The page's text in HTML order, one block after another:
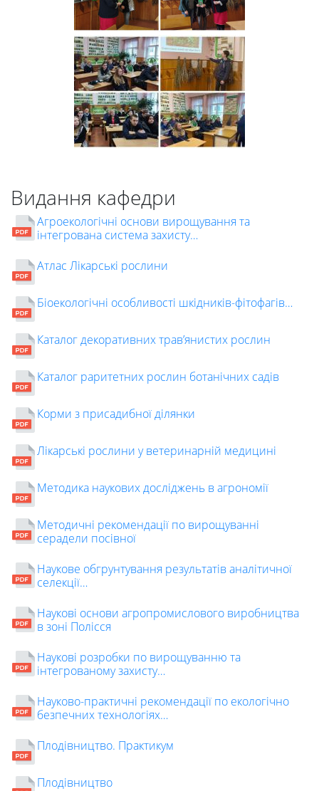
Видання кафедри
Агроекологічні основи вирощування та
інтегрована система захисту…
Атлас Лікарські рослини
Біоекологічні особливості шкідників-фітофагів…
Каталог декоративних трав’янистих рослин
Каталог раритетних рослин ботанічних садів
Корми з присадибної ділянки
Лікарські рослини у ветеринарній медицині
Методика наукових досліджень в агрономії
Методичні рекомендації по вирощуванні
серадели посівної
Наукове обгрунтування результатів аналітичної
селекції…
Наукові основи агропромислового виробництва
в зоні Полісся
Наукові розробки по вирощуванню та
інтегрованому захисту…
Науково-практичні рекомендації по екологічно
безпечних технологіях…
Плодівництво. Практикум
Плодівництво